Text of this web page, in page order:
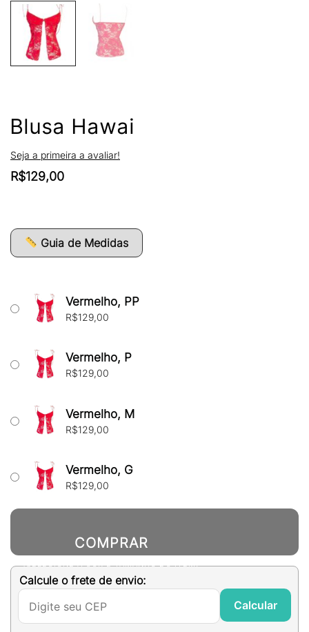
Blusa Hawai
Seja a primeira a avaliar!
R$129,00
Guia de Medidas
Vermelho, PP
R$129,00
Vermelho, P
R$129,00
Vermelho, M
R$129,00
Vermelho, G
R$129,00
COMPRAR
(SELECIONE A COR E TAMANHO DO ITEM)
Calcule o frete de envio:
Calcular